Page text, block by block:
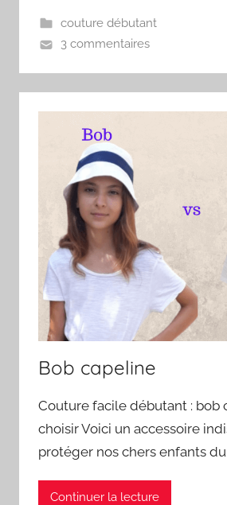
couture débutant
3 commentaires
Bob capeline
Couture facile débutant : bob
choisir Voici un accessoire
protéger nos chers enfants
Continuer la lecture